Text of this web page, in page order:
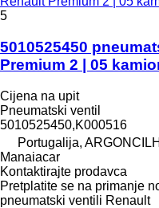
5
5010525450
Premium 2 | 05
Cijena na upit
Pneumatski ventil
5010525450,K000516
Portugalija,
Manaiacar
Kontaktirajte prodavca
Pretplatite se na primanje
pneumatski ventili Renault